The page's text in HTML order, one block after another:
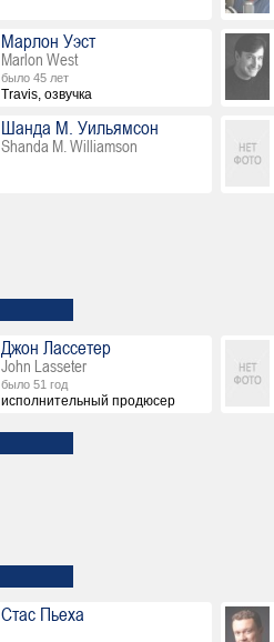
Марлон Уэст
Marlon West
было 45 лет
Travis, озвучка
Шанда М. Уильямсон
Shanda M. Williamson
Джон Лассетер
John Lasseter
было 51 год
исполнительный продюсер
Стас Пьеха